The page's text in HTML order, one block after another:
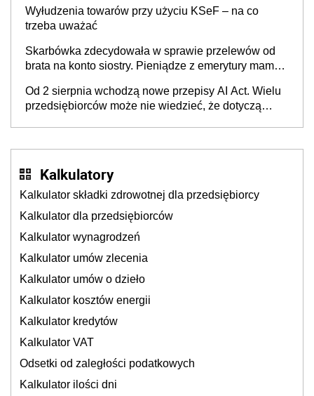
Wyłudzenia towarów przy użyciu KSeF – na co
trzeba uważać
Skarbówka zdecydowała w sprawie przelewów od
brata na konto siostry. Pieniądze z emerytury mamy
będzie
Od 2 sierpnia wchodzą nowe przepisy AI Act. Wielu
przedsiębiorców może nie wiedzieć, że dotyczą
Kalkulatory
Kalkulator składki zdrowotnej dla przedsiębiorcy
Kalkulator dla przedsiębiorców
Kalkulator wynagrodzeń
Kalkulator umów zlecenia
Kalkulator umów o dzieło
Kalkulator kosztów energii
Kalkulator kredytów
Kalkulator VAT
Odsetki od zaległości podatkowych
Kalkulator ilości dni